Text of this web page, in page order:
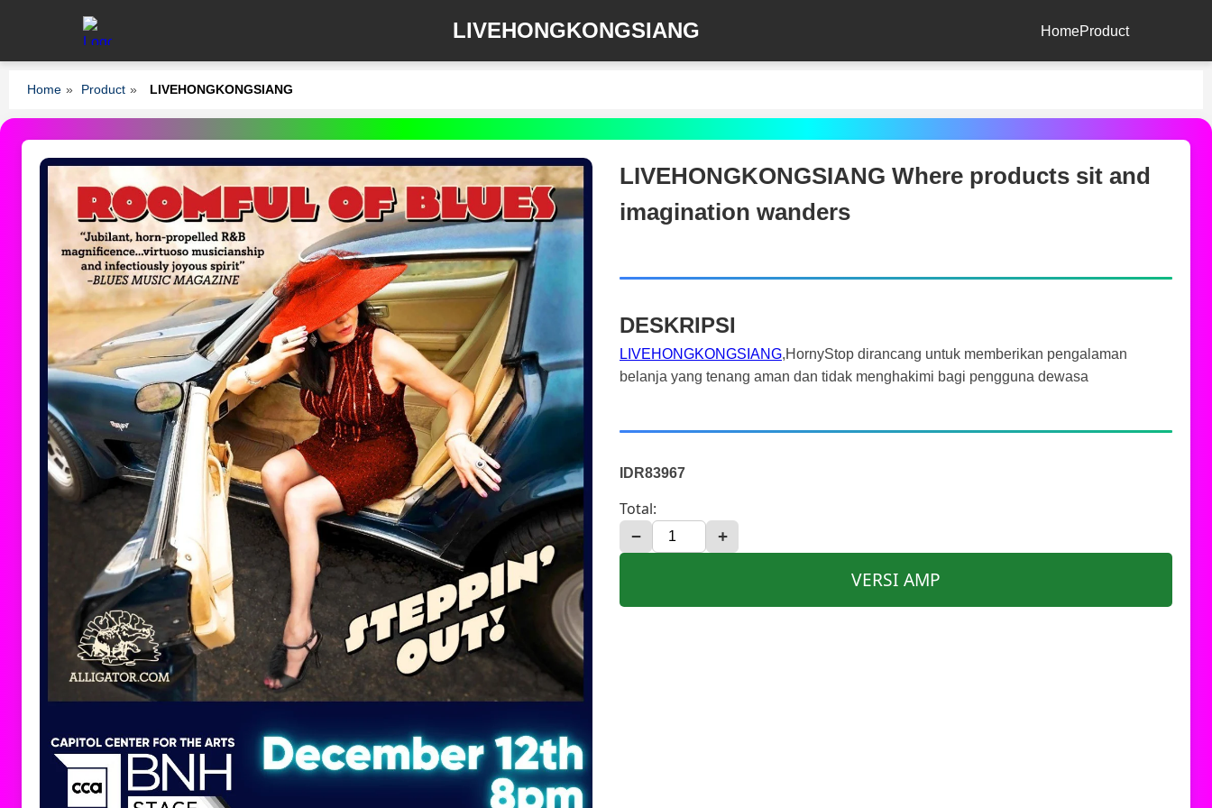
LIVEHONGKONGSIANG HomeProduct
Home » Product » LIVEHONGKONGSIANG
LIVEHONGKONGSIANG Where products sit and
imagination wanders
DESKRIPSI
LIVEHONGKONGSIANG,HornyStop dirancang untuk memberikan pengalaman
belanja yang tenang aman dan tidak menghakimi bagi pengguna dewasa
IDR83967
Total:
− +
VERSI AMP